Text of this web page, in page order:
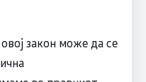
закон може да се